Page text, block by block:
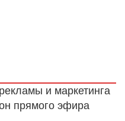
и маркетинга
прямого эфира